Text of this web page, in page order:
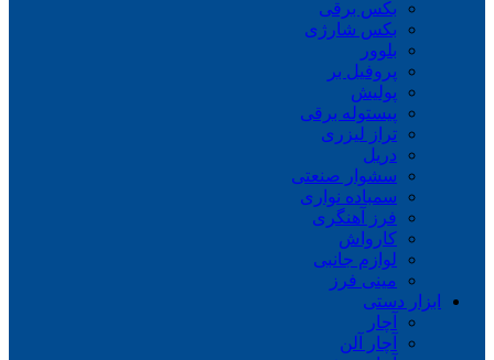
بکس برقی
بکس شارژی
بلوور
پروفیل بر
پولیش
پیستوله برقی
تراز لیزری
دریل
سشوار صنعتی
سمباده نواری
فرز آهنگری
کارواش
لوازم جانبی
مینی فرز
ابزار دستی
آچار
آچار آلن